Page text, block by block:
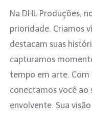
Na DHL Produções,
prioridade. Criamos
destacam suas
capturamos
tempo em arte. Com
conectamos você ao
envolvente. Sua